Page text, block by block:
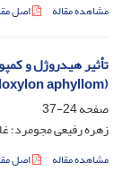
مشاهده مقاله اصل
تأثیر هیدروژل و
(Haloxylon aphyllom)
صفحه24-37
زهره رفیعی مجومرد؛
مشاهده مقاله اصل